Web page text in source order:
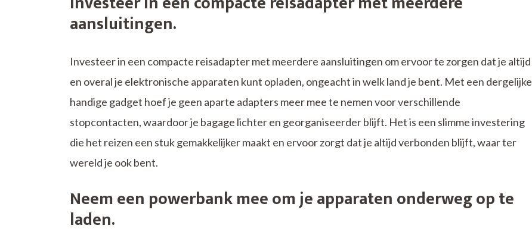
aansluitingen.
Investeer in een compacte reisadapter met meerdere aansluitingen om ervoor te zorgen dat je altijd
en overal je elektronische apparaten kunt opladen, ongeacht in welk land je bent. Met een dergelijke
handige gadget hoef je geen aparte adapters meer mee te nemen voor verschillende
stopcontacten, waardoor je bagage lichter en georganiseerder blijft. Het is een slimme investering
die het reizen een stuk gemakkelijker maakt en ervoor zorgt dat je altijd verbonden blijft, waar ter
wereld je ook bent.
Neem een powerbank mee om je apparaten onderweg op te
laden.